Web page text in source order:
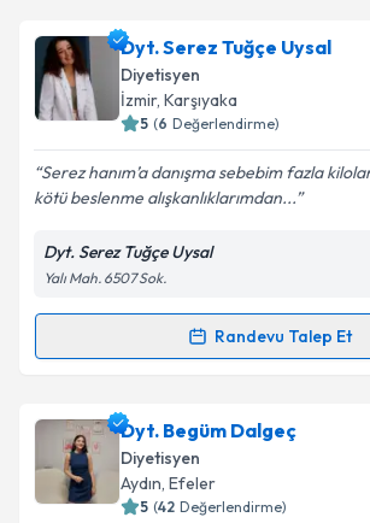
Dyt. Serez Tuğçe Uysal
Diyetisyen
İzmir, Karşıyaka
5 (6 Değerlendirme)
Serez hanım’a danışma sebebim fazla
kötü beslenme alışkanlıklarımdan...
Dyt. Serez Tuğçe Uysal
Yalı Mah. 6507 Sok.
Randevu Talep Et
Randevu Takvimi Talebi
Dyt. Serez Tuğçe Uysaliçin randevu
oluşturun. Size bu uzmandan randevu
takvim hazırlandığında e-posta ile
Dyt. Begüm Dalgeç
Diyetisyen
Aydın, Efeler
5 (42 Değerlendirme)